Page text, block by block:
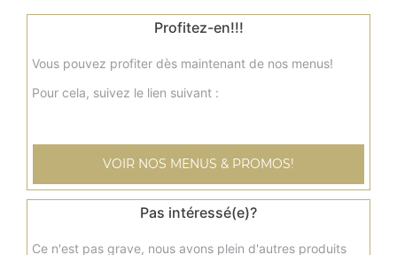
Double fish burger
2 poissons panés, salade, tomates, sauce au choix
Menu cheese burger
Steak, cheddar fondu, salade, tomate, sauce au choix +
frites + 1 boisson 33 cl
Profitez-en!!!
Vous pouvez profiter dès maintenant de nos menus!
Pour cela, suivez le lien suivant :
VOIR NOS MENUS & PROMOS!
Pas intéressé(e)?
Ce n'est pas grave, nous avons plein d'autres produits